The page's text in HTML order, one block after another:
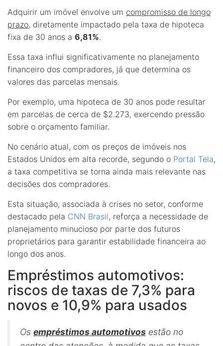
Adquirir um imóvel envolve um compromisso de longo
prazo, diretamente impactado pela taxa de hipoteca
fixa de 30 anos a 6,81%.
Essa taxa influi significativamente no planejamento
financeiro dos compradores, já que determina os
valores das parcelas mensais.
Por exemplo, uma hipoteca de 30 anos pode resultar
em parcelas de cerca de $2.273, exercendo pressão
sobre o orçamento familiar.
No cenário atual, com os preços de imóveis nos
Estados Unidos em alta recorde, segundo o Portal Tela,
a taxa competitiva se torna ainda mais relevante nas
decisões dos compradores.
Esta situação, associada à crises no setor, conforme
destacado pela CNN Brasil, reforça a necessidade de
planejamento minucioso por parte dos futuros
proprietários para garantir estabilidade financeira ao
longo dos anos.
Empréstimos automotivos:
riscos de taxas de 7,3% para
novos e 10,9% para usados
Os empréstimos automotivos estão no